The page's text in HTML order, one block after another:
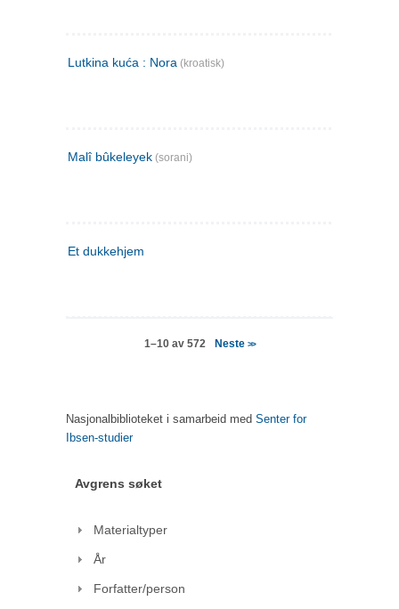
Lutkina kuća : Nora (kroatisk)
Malî bûkeleyek (sorani)
Et dukkehjem
1–10 av 572 Neste >>
Nasjonalbiblioteket i samarbeid med Senter for
Ibsen-studier
Avgrens søket
Materialtyper
År
Forfatter/person